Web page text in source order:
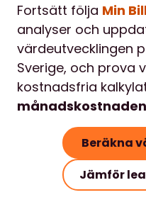
Fortsätt följa Min
analyser och
värdeutvecklingen
Sverige, och prova
kostnadsfria
månadskostnaden
Beräkna
Jämför